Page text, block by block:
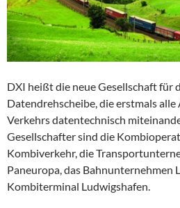
DXI heißt die neue Gesellschaft für
Datendrehscheibe, die erstmals
Verkehrs datentechnisch
Gesellschafter sind die
Kombiverkehr, die
Paneuropa, das Bahnunternehmen
Kombiterminal Ludwigshafen.